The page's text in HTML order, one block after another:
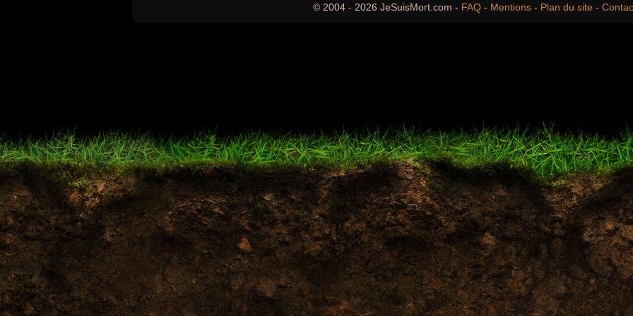
© 2004 - 2026 JeSuisMort.com - FAQ - Mentions - Plan du site -